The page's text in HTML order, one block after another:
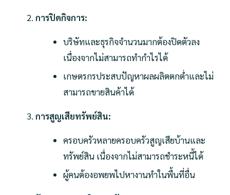
การปิดกิจการ:
บริษัทและธุรกิจจำนวนมากต้องปิดตัวลง
เนื่องจากไม่สามารถทำกำไรได้
เกษตรกรประสบปัญหาผลผลิตตกต่ำและไม่
สามารถขายสินค้าได้
การสูญเสียทรัพย์สิน:
ครอบครัวหลายครอบครัวสูญเสียบ้านและ
ทรัพย์สิน เนื่องจากไม่สามารถชำระหนี้ได้
ผู้คนต้องอพยพไปหางานทำในพื้นที่อื่น